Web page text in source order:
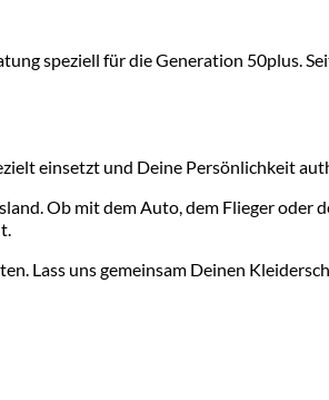
speziell für die Generation 50plus.
einsetzt und Deine Persönlichkeit
Ob mit dem Auto, dem Flieger oder
Lass uns gemeinsam Deinen